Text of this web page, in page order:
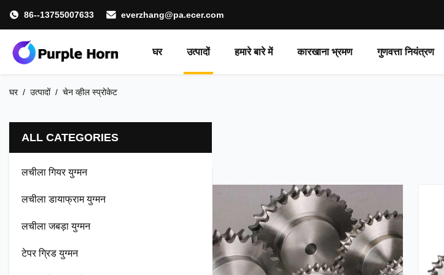
86--13755007633 everzhang@pa.ecer.com
घर उत्पादों हमारे बारे में कारखाना भ्रमण गुणवत्ता नियंत्रण
घर/ उत्पादों/ चेन व्हील स्प्रोकेट
ALL CATEGORIES
लचीला गियर युग्मन
लचीला डायाफ्राम युग्मन
लचीला जबड़ा युग्मन
टेपर ग्रिड युग्मन